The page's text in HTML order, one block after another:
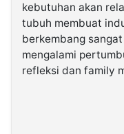
Media
Holding
kebutuhan akan
tubuh membuat
berkembang
mengalami
refleksi dan family